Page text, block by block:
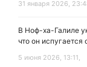
31 января 2026,
В Ноф-ха-Галиле
что он
5 июня 2026, 13:11,